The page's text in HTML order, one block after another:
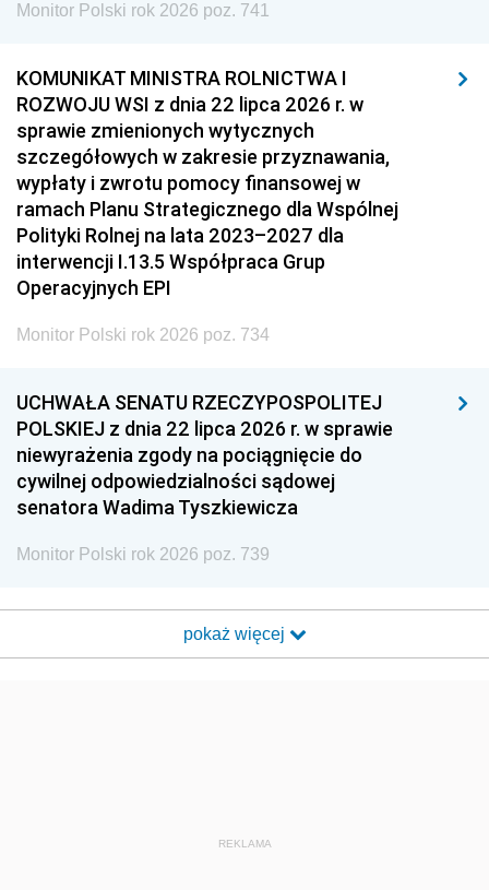
Monitor Polski rok 2026 poz. 741
KOMUNIKAT MINISTRA ROLNICTWA I
ROZWOJU WSI z dnia 22 lipca 2026 r. w
sprawie zmienionych wytycznych
szczegółowych w zakresie przyznawania,
wypłaty i zwrotu pomocy finansowej w
ramach Planu Strategicznego dla Wspólnej
Polityki Rolnej na lata 2023–2027 dla
interwencji I.13.5 Współpraca Grup
Operacyjnych EPI
Monitor Polski rok 2026 poz. 734
UCHWAŁA SENATU RZECZYPOSPOLITEJ
POLSKIEJ z dnia 22 lipca 2026 r. w sprawie
niewyrażenia zgody na pociągnięcie do
cywilnej odpowiedzialności sądowej
senatora Wadima Tyszkiewicza
Monitor Polski rok 2026 poz. 739
pokaż więcej
REKLAMA